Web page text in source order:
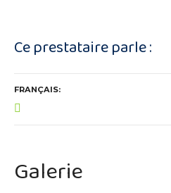
Ce prestataire parle :
FRANÇAIS
Galerie